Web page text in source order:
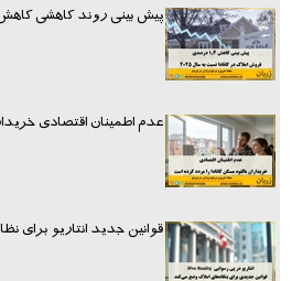
پیش بینی روند کاهشی
عدم اطمینان اقتصادی
قوانین جدید انتاریو برای